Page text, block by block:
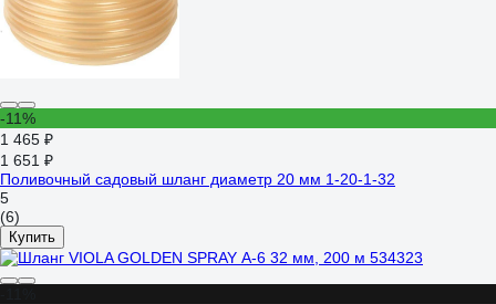
-11%
1 465 ₽
1 651 ₽
Поливочный садовый шланг диаметр 20 мм 1-20-1-32
5
(6)
Купить